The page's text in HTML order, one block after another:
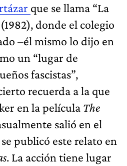
que se llama “La
donde el colegio
–él mismo lo dijo en
un “lugar de
fascistas”,
recuerda a la que
en la película The
salió en el
publicó este relato en
. La acción tiene lugar